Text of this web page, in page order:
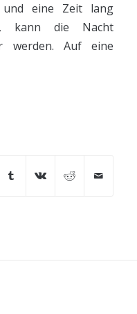
eine Zeit lang
kann die Nacht
werden. Auf eine